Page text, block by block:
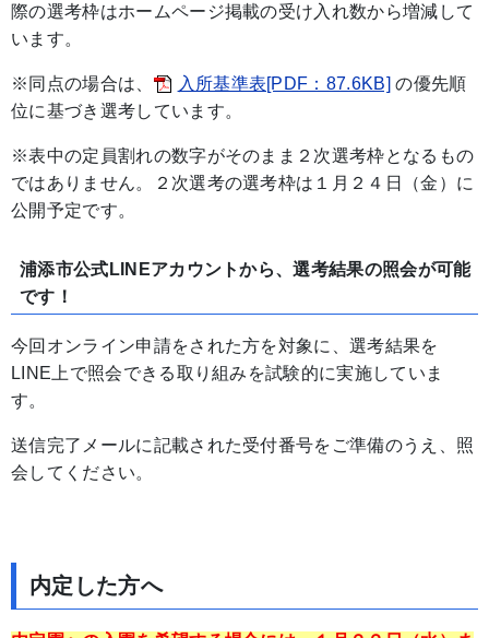
際の選考枠はホームページ掲載の受け入れ数から増減して
います。
※同点の場合は、 入所基準表[PDF：87.6KB] の優先順
位に基づき選考しています。
※表中の定員割れの数字がそのまま２次選考枠となるもの
ではありません。２次選考の選考枠は１月２４日（金）に
公開予定です。
浦添市公式LINEアカウントから、選考結果の照会が可能
です！
今回オンライン申請をされた方を対象に、選考結果を
LINE上で照会できる取り組みを試験的に実施していま
す。
送信完了メールに記載された受付番号をご準備のうえ、照
会してください。
内定した方へ